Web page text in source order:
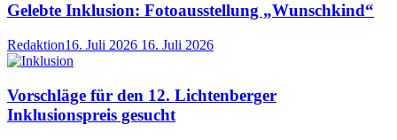
Gelebte Inklusion: Fotoausstellung „Wunschkind“
Redaktion16. Juli 2026 16. Juli 2026
Vorschläge für den 12. Lichtenberger
Inklusionspreis gesucht